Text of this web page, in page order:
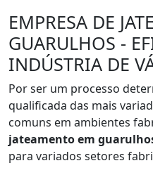
EMPRESA DE
GUARULHOS -
INDÚSTRIA DE
Por ser um processo
qualificada das mais
comuns em ambientes
jateamento em
para variados setores